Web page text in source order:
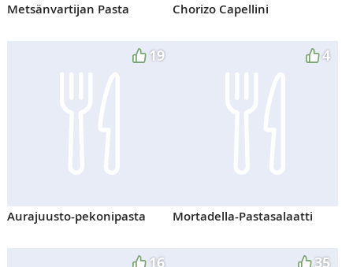
Metsänvartijan Pasta Chorizo Capellini
19
Aurajuusto-pekonipasta
4
Mortadella-Pastasalaatti
16 35